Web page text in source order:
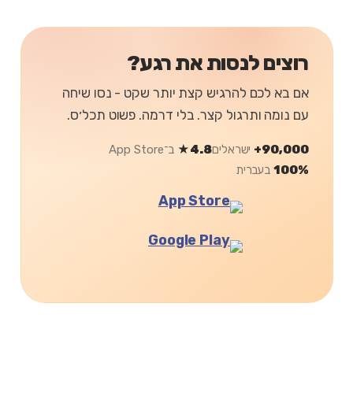
רוצים לנסות את רגע?
אם בא לכם להרגיש קצת יותר שקט - נסו שיחה
עם נומה ותרגול קצר. בלי דרמה. פשוט תכל׳ס.
90,000+ ישראלים4.8★
ב־App Store
100%בעברית